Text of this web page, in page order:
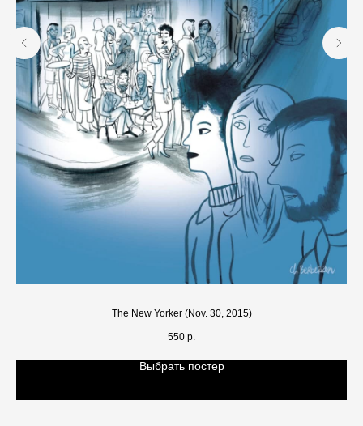
The New Yorker (Nov. 30, 2015)
550 р.
Выбрать постер